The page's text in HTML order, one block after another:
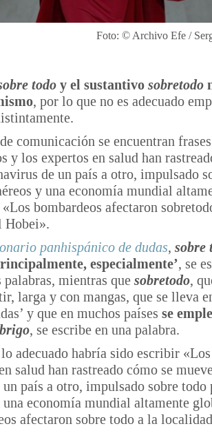
Foto: © Archivo Efe /
todo y el sustantivo sobretodo
, por lo que no es adecuado
comunicación se encuentran
y los expertos en salud han
de un país a otro, impulsado
y una economía mundial
bombardeos afectaron
Hobei».
panhispánico de dudas, sobre
especialmente’, se
palabras, mientras que sobretodo,
larga y con mangas, que se lleva
y que en muchos países se
, se escribe en una palabra.
lo adecuado habría sido escribir
salud han rastreado cómo se
país a otro, impulsado sobre todo
una economía mundial altamente
afectaron sobre todo a la